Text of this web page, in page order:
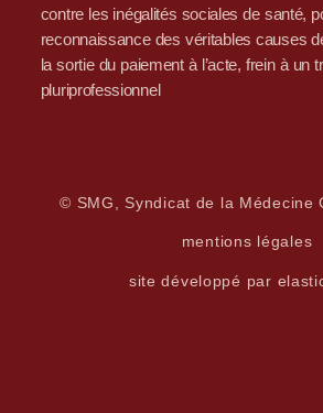
contre les inégalités sociales de santé,
reconnaissance des véritables causes
la sortie du paiement à l’acte, frein à un
pluriprofessionnel
© SMG, Syndicat de la Médecine
mentions légales
site développé par